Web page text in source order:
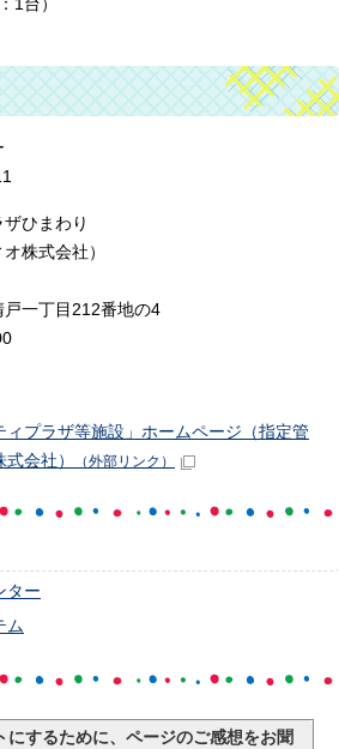
1台）
ひまわり
株式会社）
一丁目212番地の4
ィプラザ等施設」ホームページ（指定管
会社）
（外部リンク）
ター
ム
にするために、ページのご感想をお聞